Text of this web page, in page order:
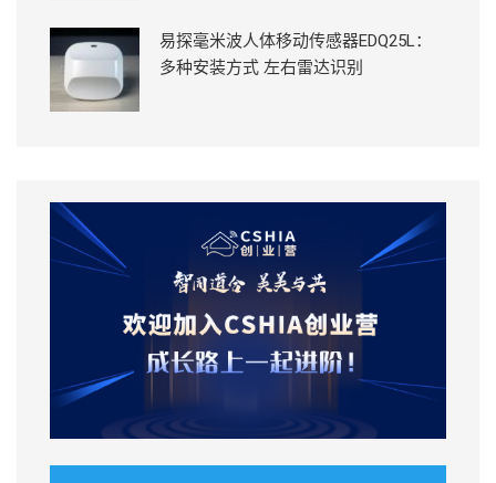
易探毫米波人体移动传感器EDQ25L：
多种安装方式 左右雷达识别